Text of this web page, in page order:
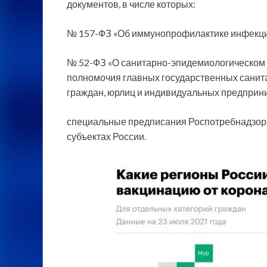
документов, в числе которых:
№ 157-ФЗ «Об иммунопрофилактике
№ 52-ФЗ «О санитарно-эпидемиологическом
полномочия главных государственных
граждан, юрлиц и индивидуальных
специальные предписания
субъектах России.